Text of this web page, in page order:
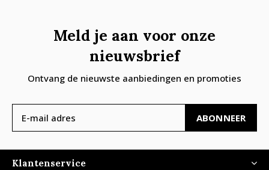
Meld je aan voor onze
nieuwsbrief
Ontvang de nieuwste aanbiedingen en promoties
ABONNEER
Klantenservice